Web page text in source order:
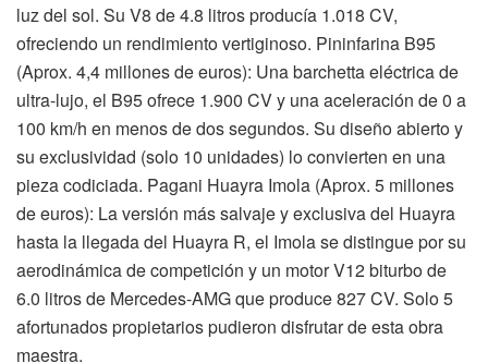
luz del sol. Su V8 de 4.8 litros producía 1.018 CV,
ofreciendo un rendimiento vertiginoso. Pininfarina B95
(Aprox. 4,4 millones de euros): Una barchetta eléctrica de
ultra-lujo, el B95 ofrece 1.900 CV y una aceleración de 0 a
100 km/h en menos de dos segundos. Su diseño abierto y
su exclusividad (solo 10 unidades) lo convierten en una
pieza codiciada. Pagani Huayra Imola (Aprox. 5 millones
de euros): La versión más salvaje y exclusiva del Huayra
hasta la llegada del Huayra R, el Imola se distingue por su
aerodinámica de competición y un motor V12 biturbo de
6.0 litros de Mercedes-AMG que produce 827 CV. Solo 5
afortunados propietarios pudieron disfrutar de esta obra
maestra.